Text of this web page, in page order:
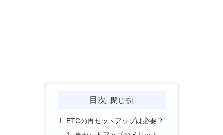
目次
ETCの再セットアップは必要？